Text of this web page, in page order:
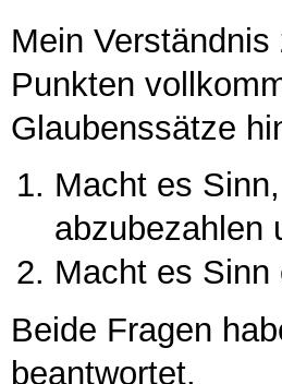
Mein
Punkten
Glaubenssätze
Macht es
abzubezahlen
Macht es Sinn
Beide Fragen
beantwortet.